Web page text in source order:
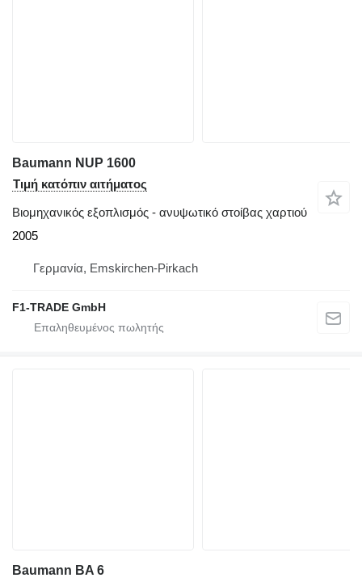
Baumann NUP 1600
Τιμή κατόπιν αιτήματος
Βιομηχανικός εξοπλισμός - ανυψωτικό στοίβας χαρτιού
2005
Γερμανία, Emskirchen-Pirkach
F1-TRADE GmbH
Baumann BA 6